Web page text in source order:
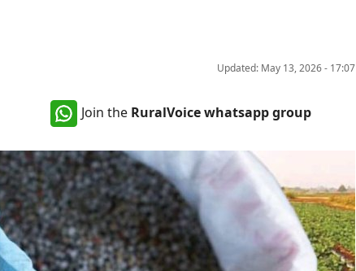
Updated: May 13, 2026 - 17:07
Join the RuralVoice whatsapp group